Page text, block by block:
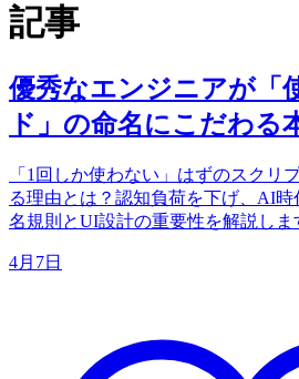
記事
優秀なエンジニアが「
ド」の命名にこだわる
「1回しか使わない」はずのスクリ
る理由とは？認知負荷を下げ、AI
名規則とUI設計の重要性を解説しま
4月7日